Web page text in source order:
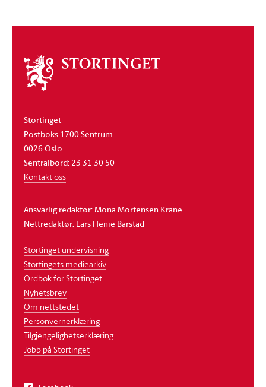
Om
stortinget
Stortinget
Postboks 1700 Sentrum
0026 Oslo
Sentralbord: 23 31 30 50
Kontakt oss
Ansvarlig redaktør: Mona Mortensen Krane
Nettredaktør: Lars Henie Barstad
Stortinget undervisning
Stortingets mediearkiv
Ordbok for Stortinget
Nyhetsbrev
Om nettstedet
Personvernerklæring
Tilgjengelighetserklæring
Jobb på Stortinget